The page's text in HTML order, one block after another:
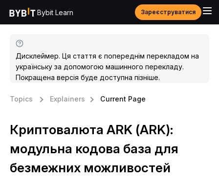
Bybit Learn Зареєструватися
Дисклеймер. Ця стаття є попереднім перекладом на
українську за допомогою машинного перекладу.
Покращена версія буде доступна пізніше.
Topics Explainers Current Page
Криптовалюта ARK (ARK):
модульна кодова база для
безмежних можливостей